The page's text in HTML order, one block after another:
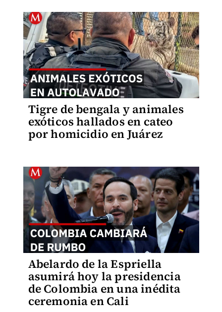
Tigre de bengala y animales
exóticos hallados en cateo
por homicidio en Juárez
Abelardo de la Espriella
asumirá hoy la presidencia
de Colombia en una inédita
ceremonia en Cali